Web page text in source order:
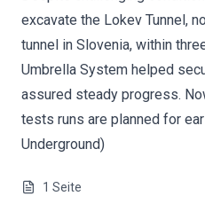
excavate the Lokev Tunnel,
tunnel in Slovenia, within
Umbrella System helped
assured steady progress.
tests runs are planned for
Underground)
1 Seite